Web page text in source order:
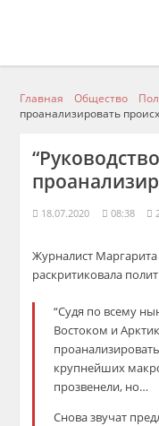
Главная Общество
проанализировать
18.07.2020 08:38
Журналист
раскритиковала
“Судя по всему
Востоком и
крупнейших
прозвенели, но…
Снова звучат